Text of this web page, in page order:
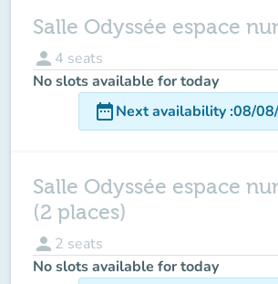
Salle Odyssée espace
person 4 seats
No slots available for today
date_rangeNext availability:08/
Salle Odyssée espace
(2 places)
person 2 seats
No slots available for today